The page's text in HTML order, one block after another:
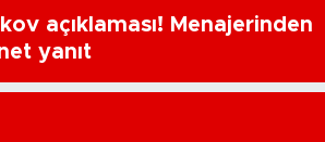
açıklaması! Menajerinden
yanıt